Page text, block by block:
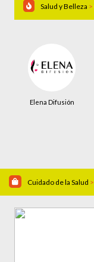
Salud y Belleza >
Elena Difusión
Cuidado de la Salud >